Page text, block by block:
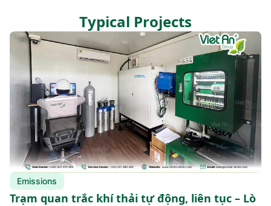
Typical Projects
Emissions
Trạm quan trắc khí thải tự động, liên tục – Lò